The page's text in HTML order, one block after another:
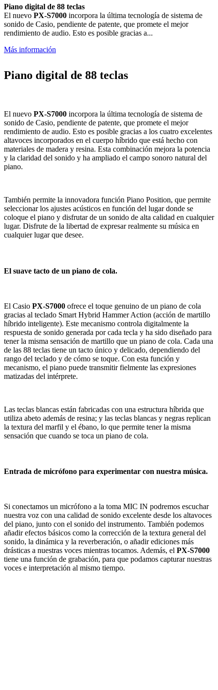
Piano digital de 88 teclas
El nuevo PX-S7000 incorpora la última tecnología de sistema de
sonido de Casio, pendiente de patente, que promete el mejor
rendimiento de audio. Esto es posible gracias a...
Más información
Piano digital de 88 teclas
El nuevo PX-S7000 incorpora la última tecnología de sistema de
sonido de Casio, pendiente de patente, que promete el mejor
rendimiento de audio. Esto es posible gracias a los cuatro excelentes
altavoces incorporados en el cuerpo híbrido que está hecho con
materiales de madera y resina. Esta combinación mejora la potencia
y la claridad del sonido y ha ampliado el campo sonoro natural del
piano.
También permite la innovadora función Piano Position, que permite
seleccionar los ajustes acústicos en función del lugar donde se
coloque el piano y disfrutar de un sonido de alta calidad en cualquier
lugar. Disfrute de la libertad de expresar realmente su música en
cualquier lugar que desee.
El suave tacto de un piano de cola.
El Casio PX-S7000 ofrece el toque genuino de un piano de cola
gracias al teclado Smart Hybrid Hammer Action (acción de martillo
híbrido inteligente). Este mecanismo controla digitalmente la
respuesta de sonido generada por cada tecla y ha sido diseñado para
tener la misma sensación de martillo que un piano de cola. Cada una
de las 88 teclas tiene un tacto único y delicado, dependiendo del
rango del teclado y de cómo se toque. Con esta función y
mecanismo, el piano puede transmitir fielmente las expresiones
matizadas del intérprete.
Las teclas blancas están fabricadas con una estructura híbrida que
utiliza abeto además de resina; y las teclas blancas y negras replican
la textura del marfil y el ébano, lo que permite tener la misma
sensación que cuando se toca un piano de cola.
Entrada de micrófono para experimentar con nuestra música.
Si conectamos un micrófono a la toma MIC IN podremos escuchar
nuestra voz con una calidad de sonido excelente desde los altavoces
del piano, junto con el sonido del instrumento. También podemos
añadir efectos básicos como la corrección de la textura general del
sonido, la dinámica y la reverberación, o añadir ediciones más
drásticas a nuestras voces mientras tocamos. Además, el PX-S7000
tiene una función de grabación, para que podamos capturar nuestras
voces e interpretación al mismo tiempo.